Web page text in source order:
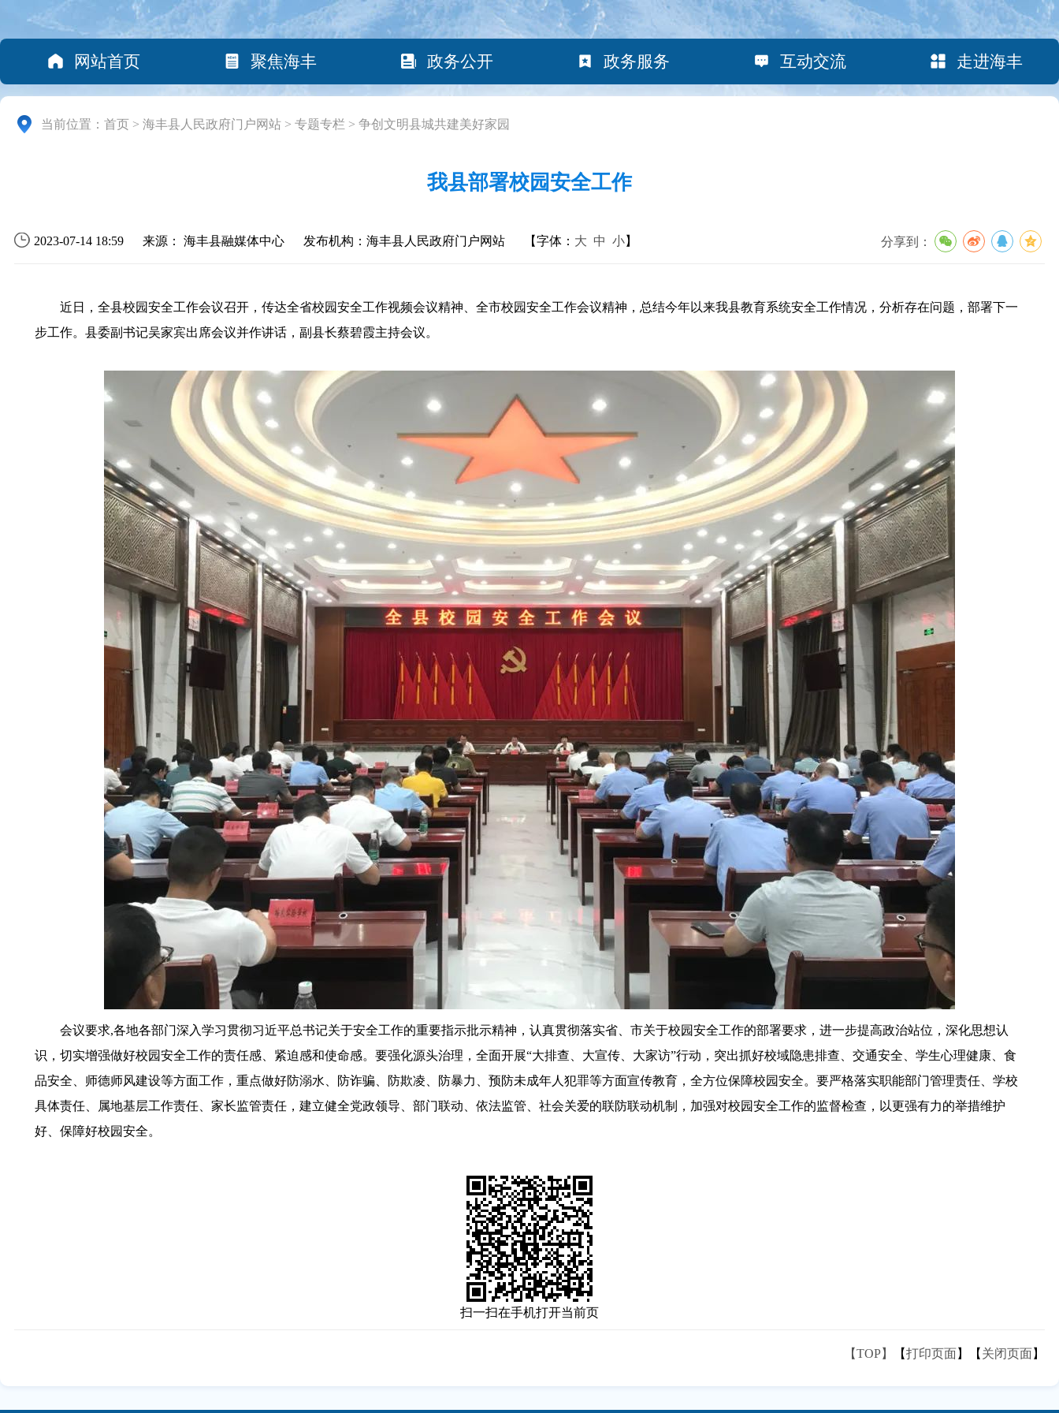
网站首页 聚焦海丰 政务公开 政务服务 互动交流 走进海丰
当前位置： 首页 > 海丰县人民政府门户网站 > 专题专栏 > 争创文明县城共建美好家园
我县部署校园安全工作
2023-07-14 18:59 来源： 海丰县融媒体中心 发布机构：海丰县人民政府门户网站 【字体： 大 中 小】 分享到：
近日，全县校园安全工作会议召开，传达全省校园安全工作视频会议精神、全市校园安全工作会议精神，总结今年以来我县教育系统安全工作情况，分析存在问题，部署下一
步工作。县委副书记吴家宾出席会议并作讲话，副县长蔡碧霞主持会议。
会议要求,各地各部门深入学习贯彻习近平总书记关于安全工作的重要指示批示精神，认真贯彻落实省、市关于校园安全工作的部署要求，进一步提高政治站位，深化思想认
识，切实增强做好校园安全工作的责任感、紧迫感和使命感。要强化源头治理，全面开展“大排查、大宣传、大家访”行动，突出抓好校域隐患排查、交通安全、学生心理健康、食
品安全、师德师风建设等方面工作，重点做好防溺水、防诈骗、防欺凌、防暴力、预防未成年人犯罪等方面宣传教育，全方位保障校园安全。要严格落实职能部门管理责任、学校
具体责任、属地基层工作责任、家长监管责任，建立健全党政领导、部门联动、依法监管、社会关爱的联防联动机制，加强对校园安全工作的监督检查，以更强有力的举措维护
好、保障好校园安全。
扫一扫在手机打开当前页
【TOP】 【打印页面】【 关闭页面】